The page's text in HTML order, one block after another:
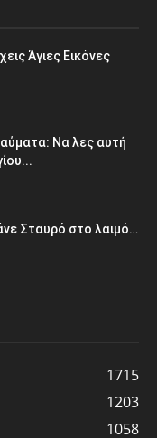
Άγιες Εικόνες
Να λες αυτή
Σταυρό στο λαιμό…
1715
1203
1058